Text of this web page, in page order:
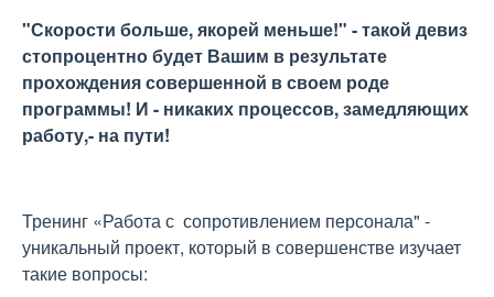
"Скорости больше, якорей меньше!" - такой девиз
стопроцентно будет Вашим в результате
прохождения совершенной в своем роде
программы! И - никаких процессов, замедляющих
работу,- на пути!
Тренинг «Работа с сопротивлением персонала" -
уникальный проект, который в совершенстве изучает
такие вопросы: